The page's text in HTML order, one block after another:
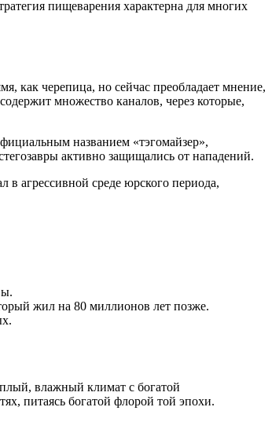
пищеварения характерна для многих
как черепица, но сейчас преобладает мнение,
множество каналов, через которые,
названием «тэгомайзер»,
активно защищались от нападений.
в агрессивной среде юрского периода,
жил на 80 миллионов лет позже.
влажный климат с богатой
питаясь богатой флорой той эпохи.